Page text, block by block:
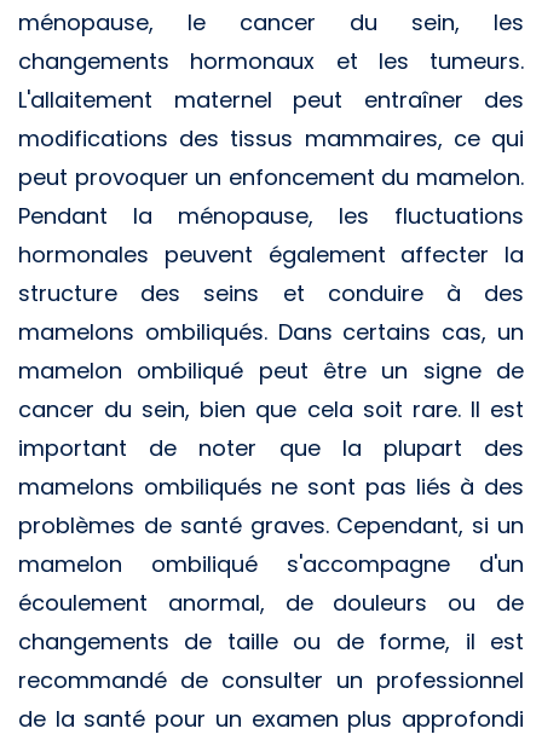
ménopause, le cancer du sein, les
changements hormonaux et les tumeurs.
L'allaitement maternel peut entraîner des
modifications des tissus mammaires, ce qui
peut provoquer un enfoncement du mamelon.
Pendant la ménopause, les fluctuations
hormonales peuvent également affecter la
structure des seins et conduire à des
mamelons ombiliqués. Dans certains cas, un
mamelon ombiliqué peut être un signe de
cancer du sein, bien que cela soit rare. Il est
important de noter que la plupart des
mamelons ombiliqués ne sont pas liés à des
problèmes de santé graves. Cependant, si un
mamelon ombiliqué s'accompagne d'un
écoulement anormal, de douleurs ou de
changements de taille ou de forme, il est
recommandé de consulter un professionnel
de la santé pour un examen plus approfondi